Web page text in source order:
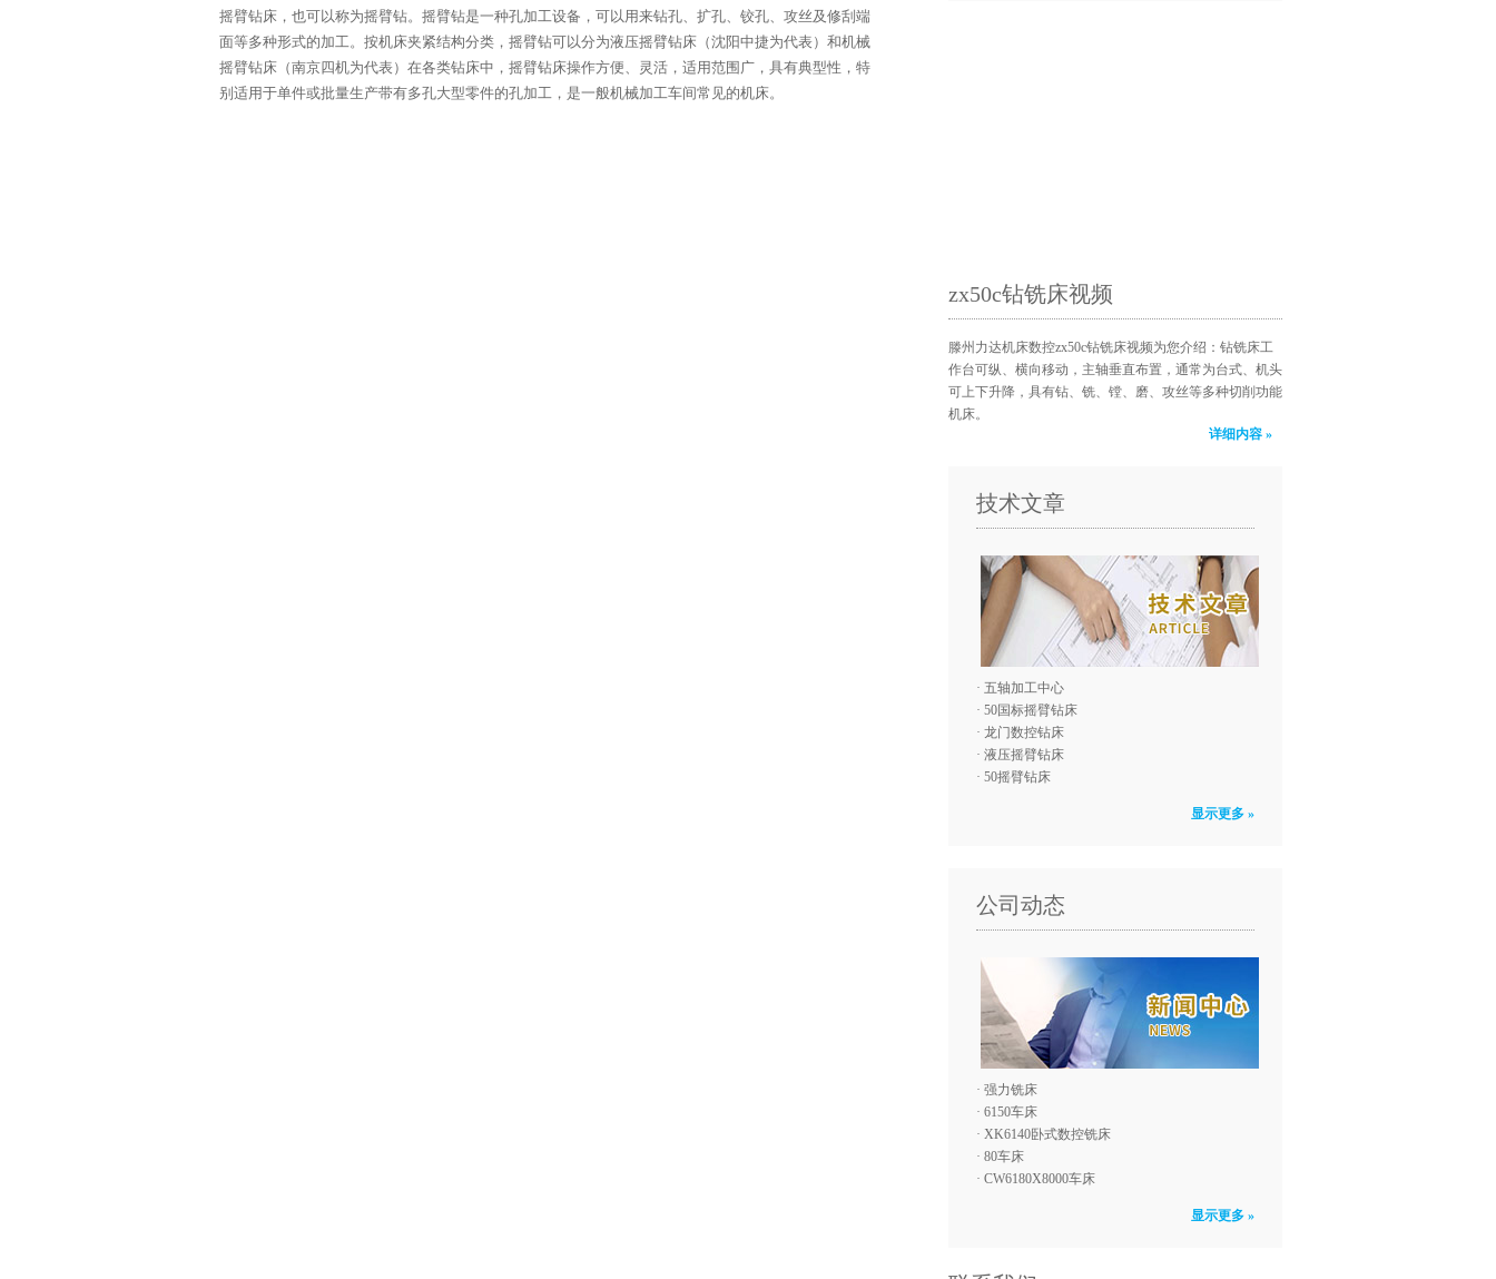
摇臂钻床，也可以称为摇臂钻。摇臂钻是一种孔加工设备，可以用来钻孔、扩孔、铰孔、攻丝及修刮端
面等多种形式的加工。按机床夹紧结构分类，摇臂钻可以分为液压摇臂钻床（沈阳中捷为代表）和机械
摇臂钻床（南京四机为代表）在各类钻床中，摇臂钻床操作方便、灵活，适用范围广，具有典型性，特
别适用于单件或批量生产带有多孔大型零件的孔加工，是一般机械加工车间常见的机床。
zx50c钻铣床视频
滕州力达机床数控zx50c钻铣床视频为您介绍：钻铣床工
作台可纵、横向移动，主轴垂直布置，通常为台式、机头
可上下升降，具有钻、铣、镗、磨、攻丝等多种切削功能
机床。
详细内容 »
技术文章
· 五轴加工中心
· 50国标摇臂钻床
· 龙门数控钻床
· 液压摇臂钻床
· 50摇臂钻床
显示更多 »
公司动态
· 强力铣床
· 6150车床
· XK6140卧式数控铣床
· 80车床
· CW6180X8000车床
显示更多 »